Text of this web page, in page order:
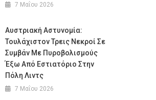
7 Μαΐου 2026
Αυστριακή Αστυνομία:
Τουλάχιστον Τρεις Νεκροί Σε
Συμβάν Με Πυροβολισμούς
Έξω Από Εστιατόριο Στην
Πόλη Λιντς
7 Μαΐου 2026